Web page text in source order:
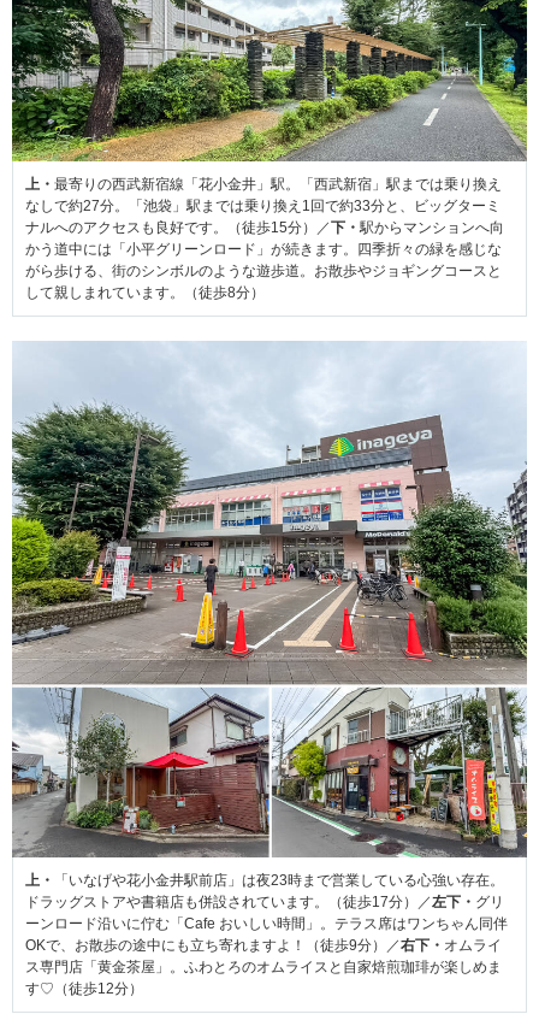
上・ 最寄りの西武新宿線「花小金井」駅。「西武新宿」駅までは乗り換え
なしで約27分。「池袋」駅までは乗り換え1回で約33分と、ビッグターミ
ナルへのアクセスも良好です。（徒歩15分）／下・駅からマンションへ向
かう道中には「小平グリーンロード」が続きます。四季折々の緑を感じな
がら歩ける、街のシンボルのような遊歩道。お散歩やジョギングコースと
して親しまれています。（徒歩8分）
上・
「いなげや花小金井駅前店」は夜23時まで営業している心強い存在。
ドラッグストアや書籍店も併設されています。（徒歩17分）／左下・ グリ
ーンロード沿いに佇む「Cafe おいしい時間」。テラス席はワンちゃん同伴
OKで、お散歩の途中にも立ち寄れますよ！（徒歩9分）／右下・ オムライ
ス専門店「黄金茶屋」。ふわとろのオムライスと自家焙煎珈琲が楽しめま
す♡（徒歩12分）